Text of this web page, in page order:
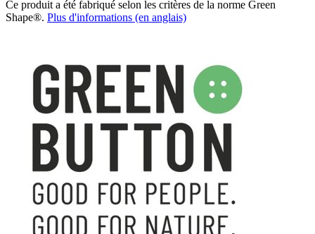
Ce produit a été fabriqué selon les critères de la norme Green
Shape®. Plus d'informations (en anglais)